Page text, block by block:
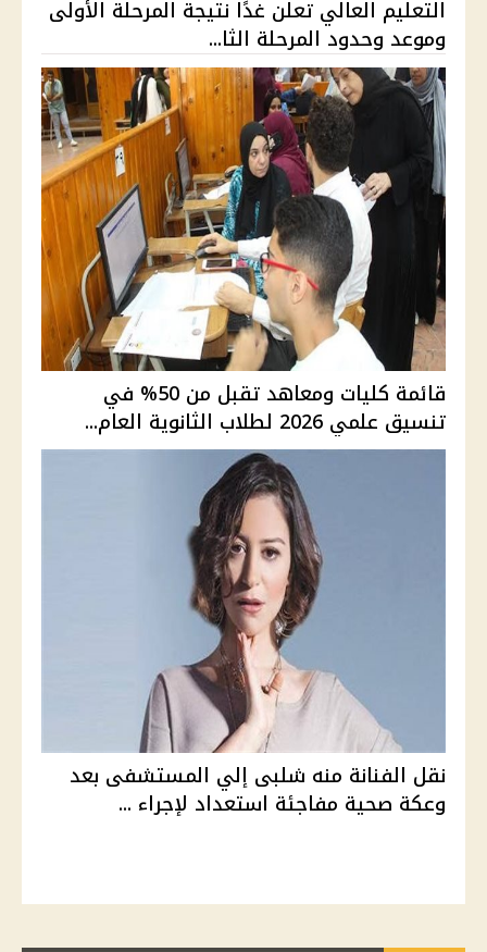
التعليم العالي تعلن غدًا نتيجة المرحلة الأولى
وموعد وحدود المرحلة الثا...
قائمة كليات ومعاهد تقبل من 50% في
تنسيق علمي 2026 لطلاب الثانوية العام...
نقل الفنانة منه شلبى إلي المستشفى بعد
وعكة صحية مفاجئة استعداد لإجراء ...